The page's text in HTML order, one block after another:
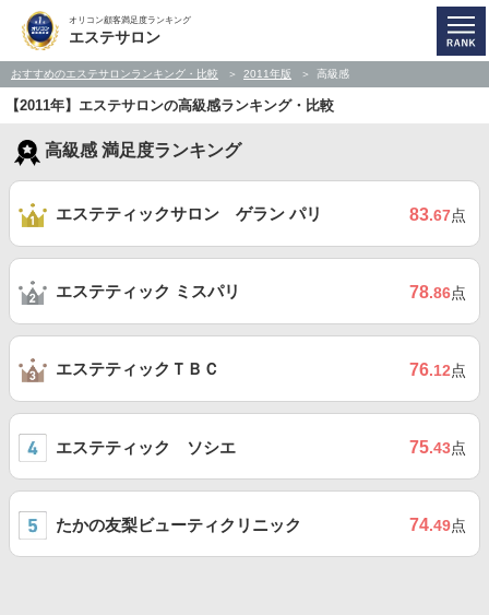
オリコン顧客満足度ランキング
エステサロン
おすすめのエステサロンランキング・比較 2011年版 高級感
【2011年】エステサロンの高級感ランキング・比較
高級感 満足度ランキング
エステティックサロン ゲラン パリ 83.67点
エステティック ミスパリ 78.86点
エステティックＴＢＣ 76.12点
エステティック ソシエ 75.43点
たかの友梨ビューティクリニック 74.49点